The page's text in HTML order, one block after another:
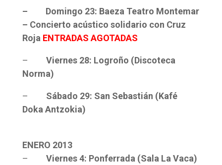
– Domingo 23: Baeza Teatro Montemar
– Concierto acústico solidario con Cruz
Roja ENTRADAS AGOTADAS
– Viernes 28: Logroño (Discoteca
Norma)
– Sábado 29: San Sebastián (Kafé
Doka Antzokia)
ENERO 2013
– Viernes 4: Ponferrada (Sala La Vaca)